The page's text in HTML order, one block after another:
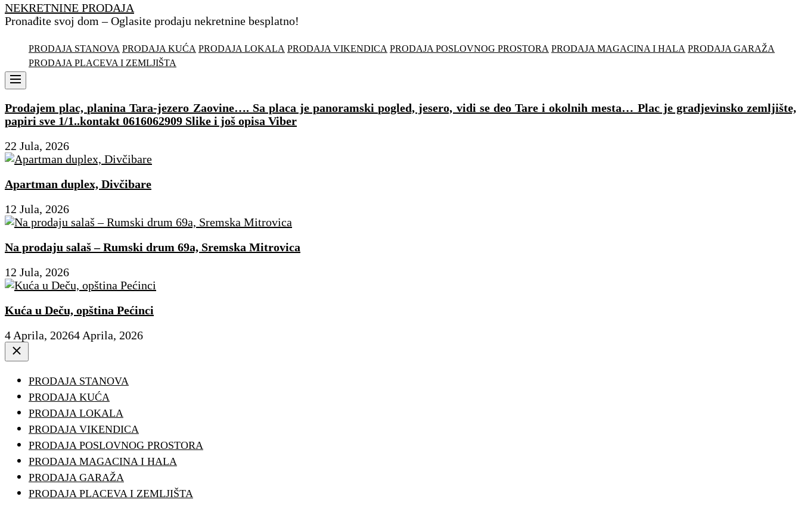
NEKRETNINE PRODAJA
Pronađite svoj dom – Oglasite prodaju nekretnine besplatno!
PRODAJA STANOVA PRODAJA KUĆA PRODAJA LOKALA PRODAJA VIKENDICA PRODAJA POSLOVNOG PROSTORA PRODAJA MAGACINA I HALA PRODAJA GARAŽA
PRODAJA PLACEVA I ZEMLJIŠTA
Menu
Prodajem plac, planina Tara-jezero Zaovine…. Sa placa je panoramski pogled, jesero, vidi se deo Tare i okolnih mesta… Plac je gradjevinsko zemljište,
papiri sve 1/1..kontakt 0616062909 Slike i još opisa Viber
22 Jula, 2026
Apartman duplex, Divčibare
12 Jula, 2026
Na prodaju salaš – Rumski drum 69a, Sremska Mitrovica
12 Jula, 2026
Kuća u Deču, opština Pećinci
4 Aprila, 20264 Aprila, 2026
Close
PRODAJA STANOVA
PRODAJA KUĆA
PRODAJA LOKALA
PRODAJA VIKENDICA
PRODAJA POSLOVNOG PROSTORA
PRODAJA MAGACINA I HALA
PRODAJA GARAŽA
PRODAJA PLACEVA I ZEMLJIŠTA